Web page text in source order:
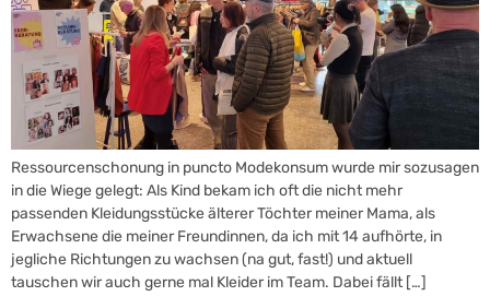
Ressourcenschonung in puncto Modekonsum wurde mir sozusagen
in die Wiege gelegt: Als Kind bekam ich oft die nicht mehr
passenden Kleidungsstücke älterer Töchter meiner Mama, als
Erwachsene die meiner Freundinnen, da ich mit 14 aufhörte, in
jegliche Richtungen zu wachsen (na gut, fast!) und aktuell
tauschen wir auch gerne mal Kleider im Team. Dabei fällt […]